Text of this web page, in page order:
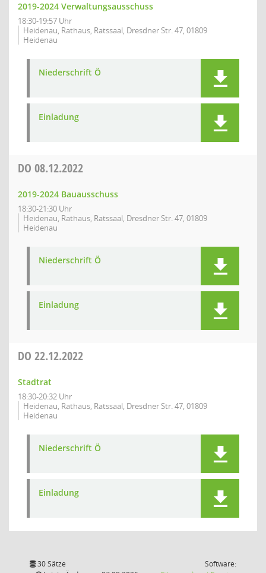
2019-2024 Verwaltungsausschuss
18:30-19:57 Uhr
Heidenau, Rathaus, Ratssaal, Dresdner Str. 47, 01809
Heidenau
Niederschrift Ö
Einladung
DO 08.12.2022
2019-2024 Bauausschuss
18:30-21:30 Uhr
Heidenau, Rathaus, Ratssaal, Dresdner Str. 47, 01809
Heidenau
Niederschrift Ö
Einladung
DO 22.12.2022
Stadtrat
18:30-20:32 Uhr
Heidenau, Rathaus, Ratssaal, Dresdner Str. 47, 01809
Heidenau
Niederschrift Ö
Einladung
30 Sätze
Software: